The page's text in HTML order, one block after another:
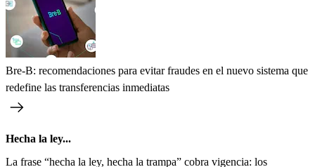
Bre-B: recomendaciones para evitar fraudes en el nuevo sistema que
redefine las transferencias inmediatas
Hecha la ley...
La frase “hecha la ley, hecha la trampa” cobra vigencia: los